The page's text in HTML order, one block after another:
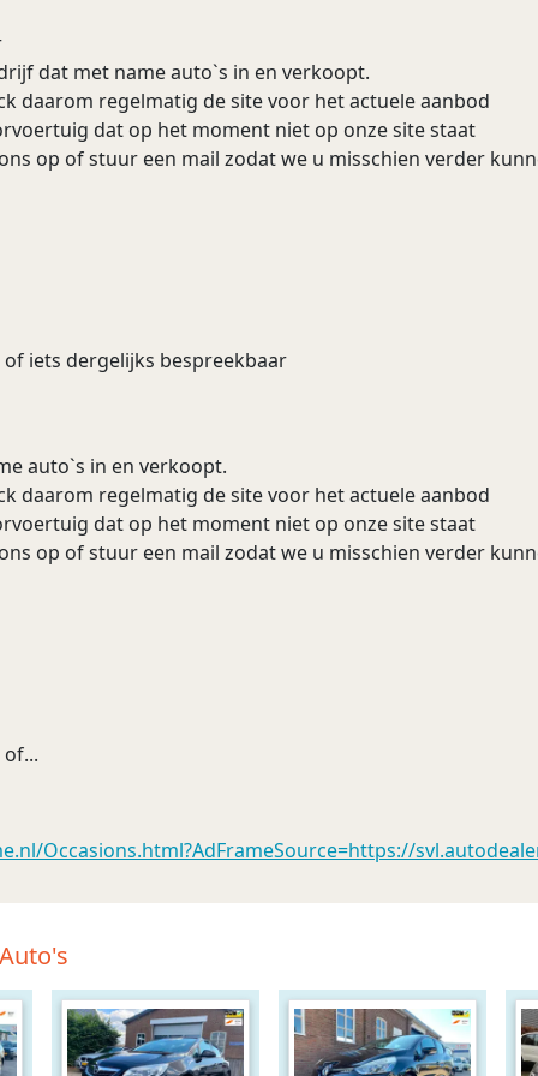
dat met name auto`s in en verkoopt.
daarom regelmatig de site voor het actuele aanbod
dat op het moment niet op onze site staat
op of stuur een mail zodat we u misschien verder
iets dergelijks bespreekbaar
auto`s in en verkoopt.
daarom regelmatig de site voor het actuele aanbod
dat op het moment niet op onze site staat
op of stuur een mail zodat we u misschien verder
Occasions.html?AdFrameSource=https://